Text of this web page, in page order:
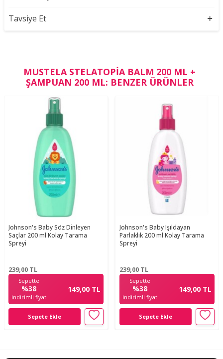
Tavsiye Et
MUSTELA STELATOPIA BALM 200 ML +
ŞAMPUAN 200 ML: BENZER ÜRÜNLER
Johnson's Baby Söz Dinleyen
Saçlar 200 ml Kolay Tarama
Spreyi
239,00 TL
Sepette
%38
indirimli fiyat
149,00 TL
Sepete Ekle
Johnson's Baby Işıldayan
Parlaklık 200 ml Kolay Tarama
Spreyi
239,00 TL
Sepette
%38
indirimli fiyat
149,00 TL
Sepete Ekle